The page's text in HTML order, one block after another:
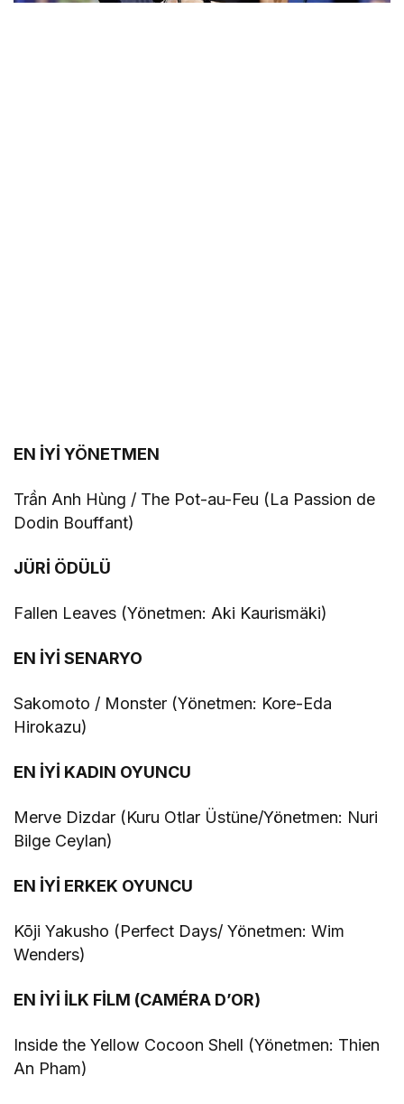
EN İYİ YÖNETMEN
Trần Anh Hùng / The Pot-au-Feu (La Passion de
Dodin Bouffant)
JÜRİ ÖDÜLÜ
Fallen Leaves (Yönetmen: Aki Kaurismäki)
EN İYİ SENARYO
Sakomoto / Monster (Yönetmen: Kore-Eda
Hirokazu)
EN İYİ KADIN OYUNCU
Merve Dizdar (Kuru Otlar Üstüne/Yönetmen: Nuri
Bilge Ceylan)
EN İYİ ERKEK OYUNCU
Kōji Yakusho (Perfect Days/ Yönetmen: Wim
Wenders)
EN İYİ İLK FİLM (CAMÉRA D’OR)
Inside the Yellow Cocoon Shell (Yönetmen: Thien
An Pham)